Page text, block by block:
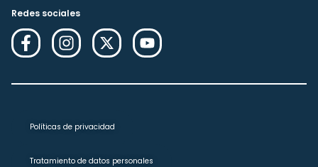
Redes sociales
Políticas de privacidad
Tratamiento de datos personales